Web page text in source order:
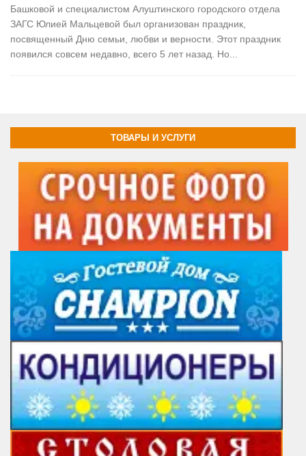
Башковой и специалистом Алуштинского городского отдела
ЗАГС Юлией Мальцевой был организован праздник,
посвященный Дню семьи, любви и верности. Этот праздник
появился совсем недавно, всего 5 лет назад. Но...
ТОВАРЫ И УСЛУГИ